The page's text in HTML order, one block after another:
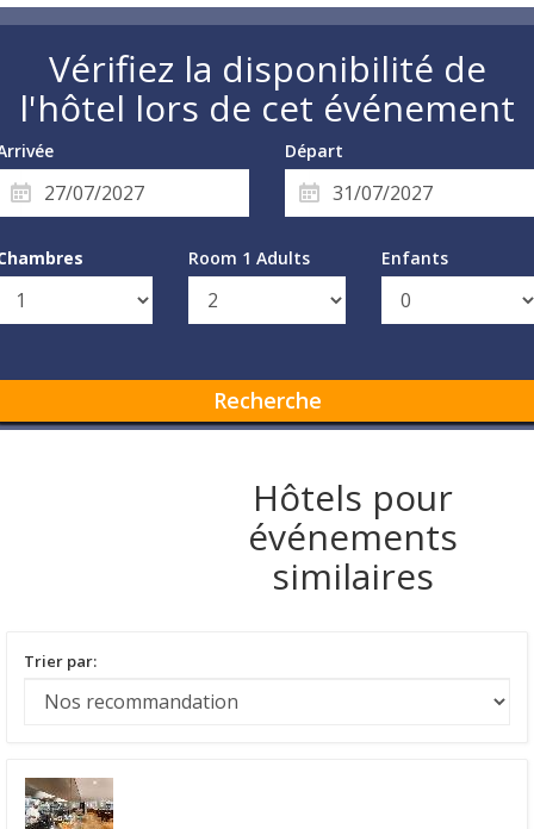
Vérifiez la disponibilité de
l'hôtel lors de cet événement
Départ
Room 1 Adults Enfants
Recherche
Hôtels pour
événements
similaires
Trier par: